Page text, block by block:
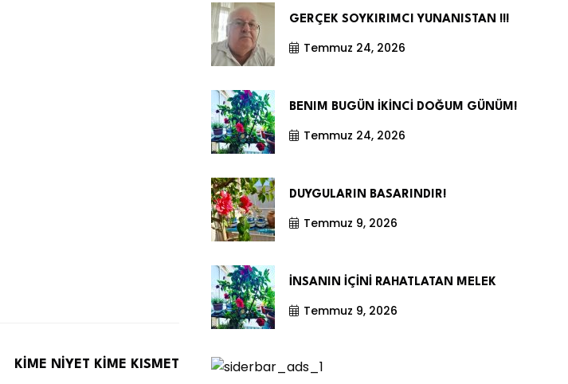
KİME NİYET KİME KISMET
GERÇEK SOYKIRIMCI YUNANISTAN !!!
Temmuz 24, 2026
BENIM BUGÜN İKİNCİ DOĞUM GÜNÜM!
Temmuz 24, 2026
DUYGULARIN BASARINDIR!
Temmuz 9, 2026
İNSANIN İÇİNİ RAHATLATAN MELEK
Temmuz 9, 2026